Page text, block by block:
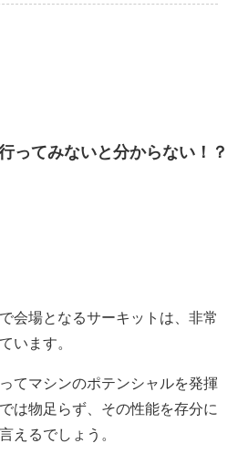
ってみないと分からない！？
会場となるサーキットは、非常
います。
てマシンのポテンシャルを発揮
は物足らず、その性能を存分に
えるでしょう。